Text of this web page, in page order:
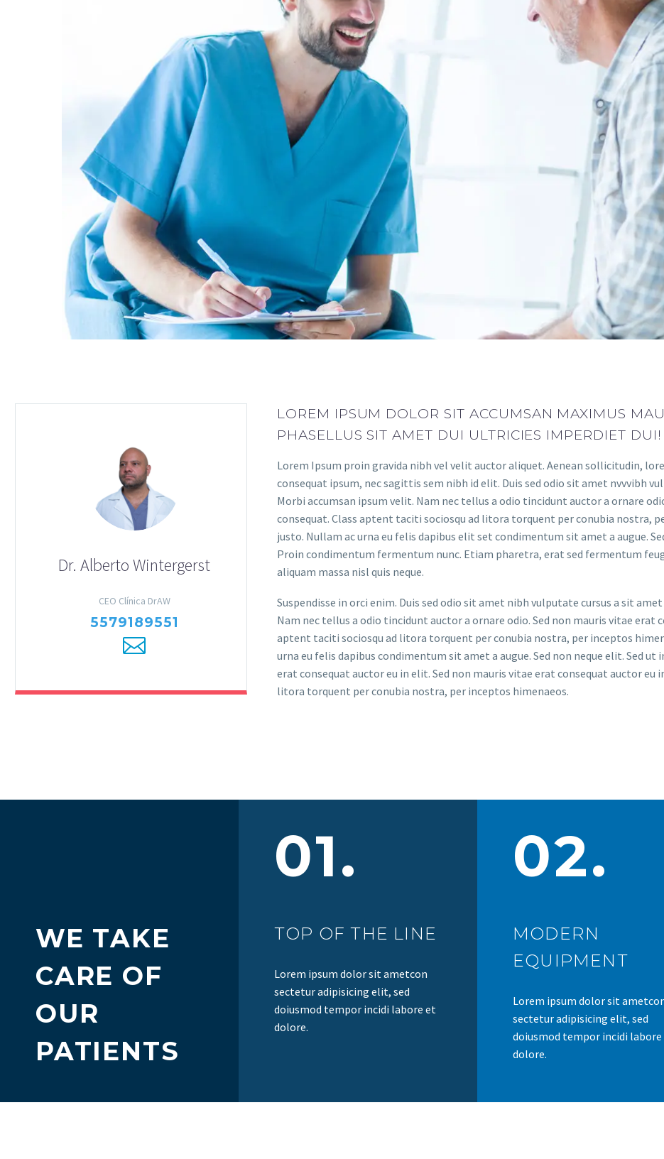
Dr. Alberto Wintergerst
CEO Clínica DrAW
5579189551
LOREM IPSUM DOLOR SIT ACCUMSAN MAXIMUS
PHASELLUS SIT AMET DUI ULTRICIES IMPERDIET DUI!
Lorem Ipsum proin gravida nibh vel velit auctor aliquet. Aenean sollicitudin,
consequat ipsum, nec sagittis sem nibh id elit. Duis sed odio sit amet nvvvibh
Morbi accumsan ipsum velit. Nam nec tellus a odio tincidunt auctor a ornare
consequat. Class aptent taciti sociosqu ad litora torquent per conubia nostra,
justo. Nullam ac urna eu felis dapibus elit set condimentum sit amet a augue.
Proin condimentum fermentum nunc. Etiam pharetra, erat sed fermentum
aliquam massa nisl quis neque.
Suspendisse in orci enim. Duis sed odio sit amet nibh vulputate cursus a sit
Nam nec tellus a odio tincidunt auctor a ornare odio. Sed non mauris vitae erat
aptent taciti sociosqu ad litora torquent per conubia nostra, per inceptos
urna eu felis dapibus condimentum sit amet a augue. Sed non neque elit. Sed ut
erat consequat auctor eu in elit. Sed non mauris vitae erat consequat auctor eu
litora torquent per conubia nostra, per inceptos himenaeos.
WE TAKE
CARE OF
OUR
PATIENTS
01.
TOP OF THE LINE
Lorem ipsum dolor sit ametcon
sectetur adipisicing elit, sed
doiusmod tempor incidi labore et
dolore.
02.
MODERN
EQUIPMENT
Lorem ipsum dolor sit
sectetur adipisicing elit, sed
doiusmod tempor incidi labore
dolore.